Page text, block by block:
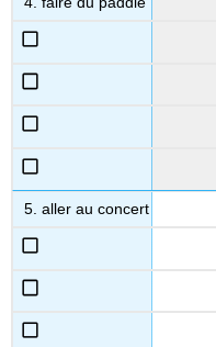
aller au concert